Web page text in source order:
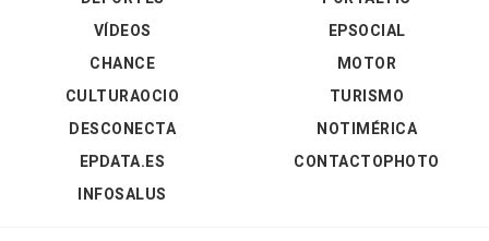
VÍDEOS
EPSOCIAL
CHANCE
CULTURAOCIO
DESCONECTA
EPDATA.ES
INFOSALUS
MOTOR
TURISMO
NOTIMÉRICA
CONTACTOPHOTO